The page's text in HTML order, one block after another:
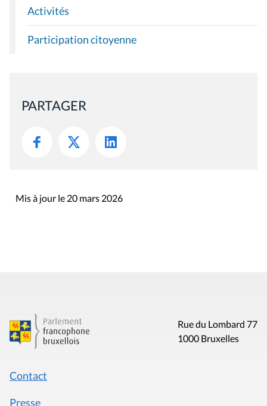
Activités
Participation citoyenne
PARTAGER
Mis à jour le 20 mars 2026
Rue du Lombard 77
1000 Bruxelles
Contact
Presse